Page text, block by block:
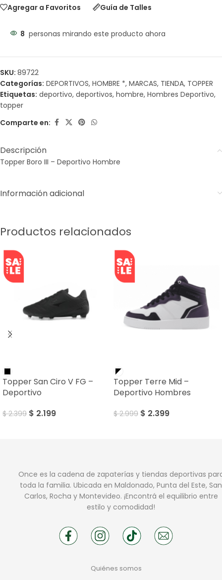
Agregar a Favoritos Guía de Talles
8 personas mirando este producto ahora
SKU: 89722
Categorías: DEPORTIVOS, HOMBRE *, MARCAS, TIENDA, TOPPER
Etiquetas: deportivo, deportivos, hombre, Hombres Deportivo,
topper
Comparte en:
Descripción
Topper Boro III – Deportivo Hombre
Información adicional
Productos relacionados
Topper San Ciro V FG –
Deportivo
$2.399 $ 2.199
Topper Terre Mid –
Deportivo Hombres
$2.999 $ 2.399
Once es la cadena de zapaterías y tiendas deportivas
toda la familia. Ubicada en Maldonado, Punta del Este, San
Carlos, Rocha y Montevideo. ¡Encontrá el equilibrio entre
estilo y comodidad!
Quiénes somos